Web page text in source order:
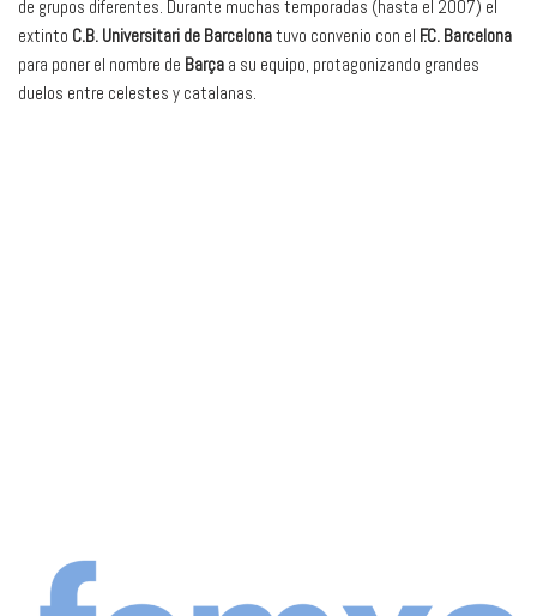
de grupos diferentes. Durante muchas temporadas (hasta el 2007) el
extinto C.B. Universitari de Barcelonatuvo convenio con el F.C. Barcelona
para poner el nombre de Barça a su equipo, protagonizando grandes
duelos entre celestes y catalanas.